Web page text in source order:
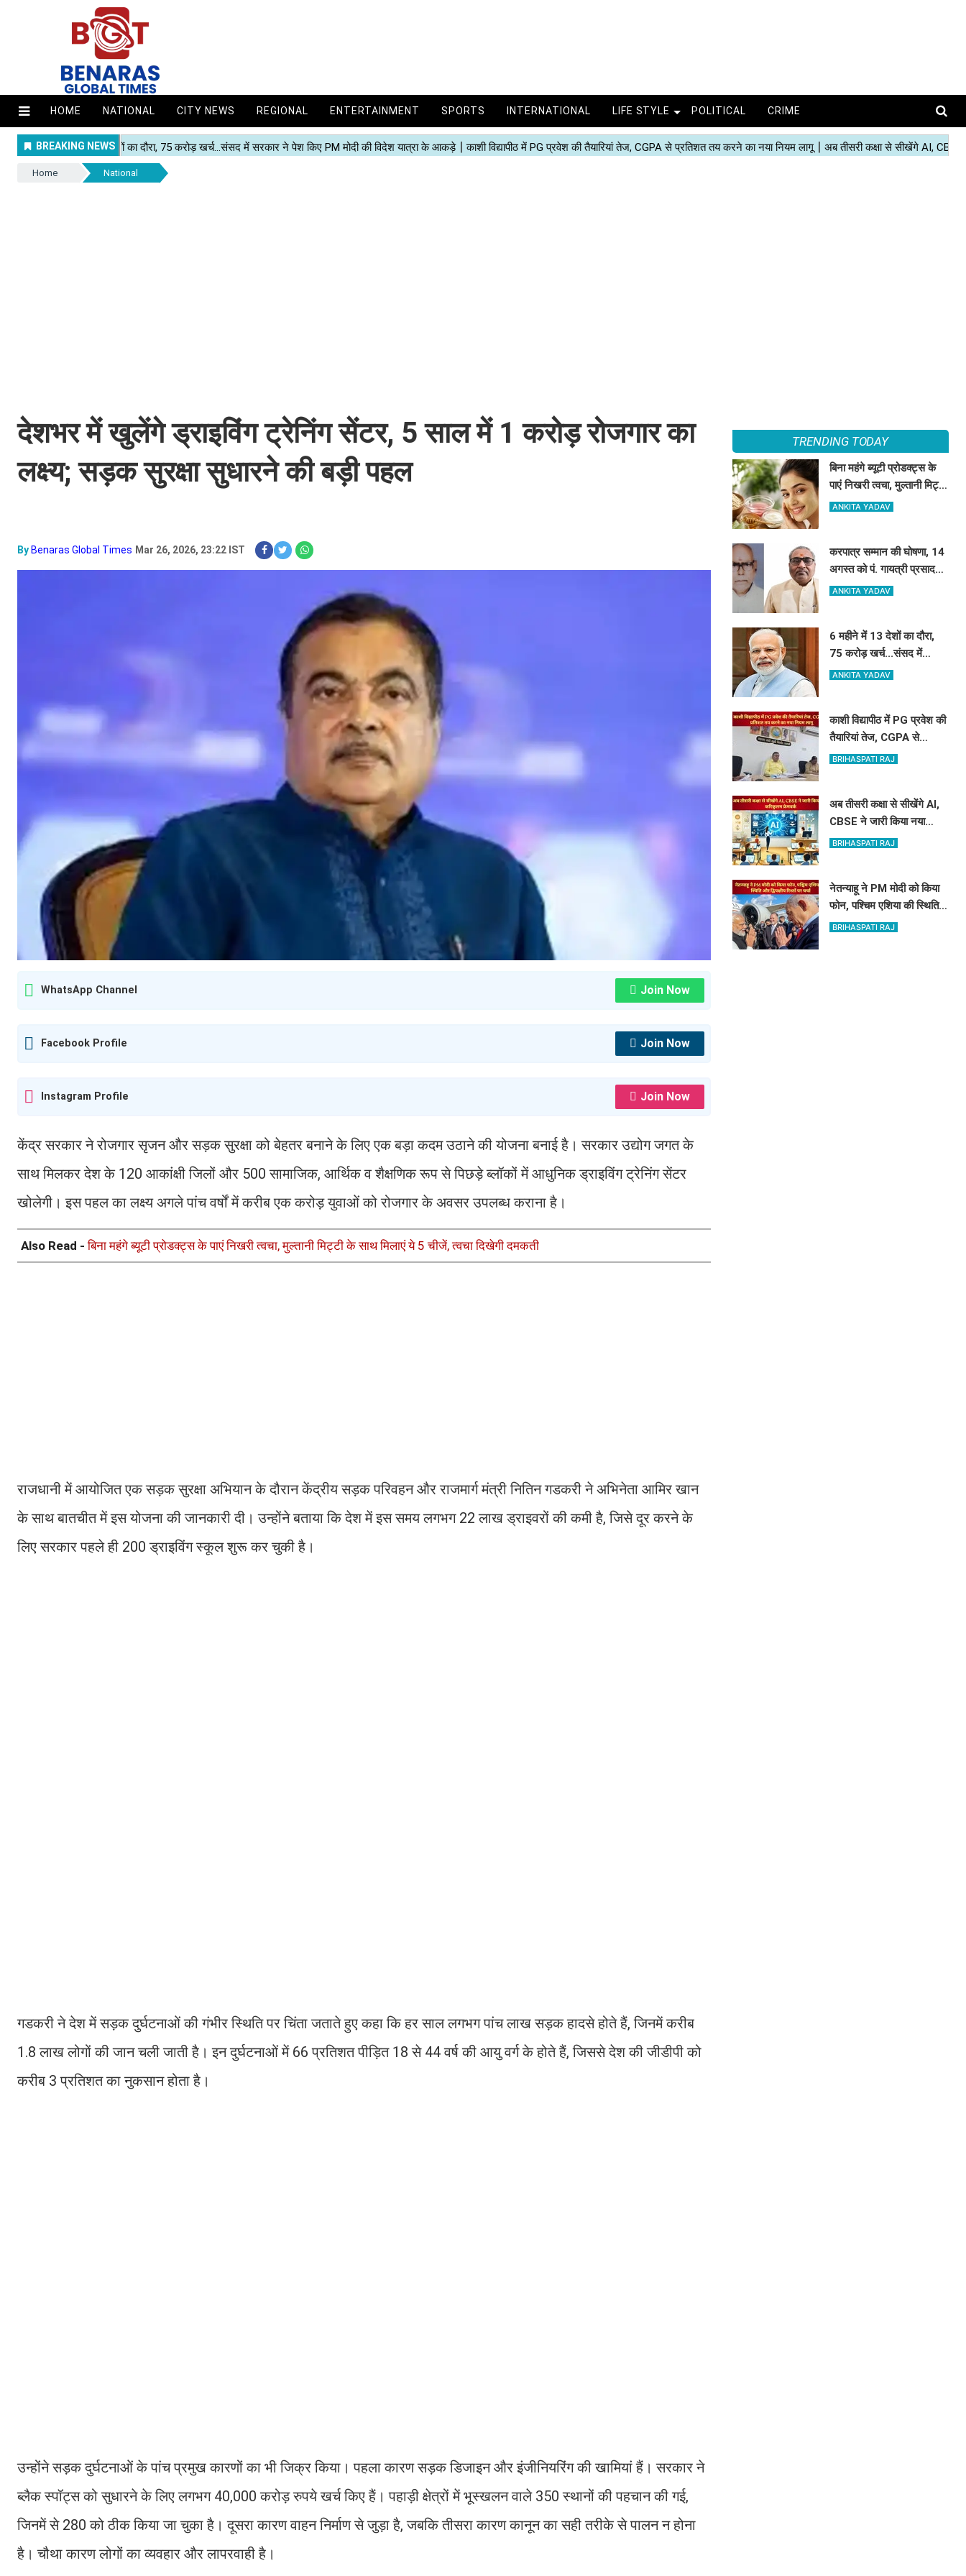
HOME NATIONAL CITY NEWS REGIONAL ENTERTAINMENT SPORTS INTERNATIONAL LIFE STYLE POLITICAL CRIME
Home National
देशभर में खुलेंगे ड्राइविंग ट्रेनिंग सेंटर, 5 साल में 1 करोड़ रोजगार का
लक्ष्य; सड़क सुरक्षा सुधारने की बड़ी पहल
By Benaras Global Times Mar 26, 2026, 23:22 IST
WhatsApp Channel Join Now
Facebook Profile Join Now
Instagram Profile Join Now
केंद्र सरकार ने रोजगार सृजन और सड़क सुरक्षा को बेहतर बनाने के लिए एक बड़ा कदम उठाने की योजना बनाई है। सरकार उद्योग जगत के
साथ मिलकर देश के 120 आकांक्षी जिलों और 500 सामाजिक, आर्थिक व शैक्षणिक रूप से पिछड़े ब्लॉकों में आधुनिक ड्राइविंग ट्रेनिंग सेंटर
खोलेगी। इस पहल का लक्ष्य अगले पांच वर्षों में करीब एक करोड़ युवाओं को रोजगार के अवसर उपलब्ध कराना है।
Also Read -बिना महंगे ब्यूटी प्रोडक्ट्स के पाएं निखरी त्वचा, मुल्तानी मिट्टी के साथ मिलाएं ये 5 चीजें, त्वचा दिखेगी दमकती
राजधानी में आयोजित एक सड़क सुरक्षा अभियान के दौरान केंद्रीय सड़क परिवहन और राजमार्ग मंत्री नितिन गडकरी ने अभिनेता आमिर खान
के साथ बातचीत में इस योजना की जानकारी दी। उन्होंने बताया कि देश में इस समय लगभग 22 लाख ड्राइवरों की कमी है, जिसे दूर करने के
लिए सरकार पहले ही 200 ड्राइविंग स्कूल शुरू कर चुकी है।
गडकरी ने देश में सड़क दुर्घटनाओं की गंभीर स्थिति पर चिंता जताते हुए कहा कि हर साल लगभग पांच लाख सड़क हादसे होते हैं, जिनमें करीब
1.8 लाख लोगों की जान चली जाती है। इन दुर्घटनाओं में 66 प्रतिशत पीड़ित 18 से 44 वर्ष की आयु वर्ग के होते हैं, जिससे देश की जीडीपी को
करीब 3 प्रतिशत का नुकसान होता है।
उन्होंने सड़क दुर्घटनाओं के पांच प्रमुख कारणों का भी जिक्र किया। पहला कारण सड़क डिजाइन और इंजीनियरिंग की खामियां हैं। सरकार ने
ब्लैक स्पॉट्स को सुधारने के लिए लगभग 40,000 करोड़ रुपये खर्च किए हैं। पहाड़ी क्षेत्रों में भूस्खलन वाले 350 स्थानों की पहचान की गई,
जिनमें से 280 को ठीक किया जा चुका है। दूसरा कारण वाहन निर्माण से जुड़ा है, जबकि तीसरा कारण कानून का सही तरीके से पालन न होना
है। चौथा कारण लोगों का व्यवहार और लापरवाही है।
TRENDING TODAY
बिना महंगे ब्यूटी प्रोडक्ट्स के
पाएं निखरी त्वचा, मुल्तानी मिट्टी
के साथ मिलाएं ये 5 चीजें, त्वचा
ANKITA YADAV
करपात्र सम्मान की घोषणा, 14
अगस्त को पं. गायत्री प्रसाद
पाण्डेय और डॉ. श्रीप्रकाश
ANKITA YADAV
6 महीने में 13 देशों का दौरा,
75 करोड़ खर्च...संसद में
सरकार ने पेश किए PM मोदी
ANKITA YADAV
काशी विद्यापीठ में PG प्रवेश की
तैयारियां तेज, CGPA से
प्रतिशत तय करने का नया
BRIHASPATI RAJ
अब तीसरी कक्षा से सीखेंगे AI,
CBSE ने जारी किया नया
करिकुलम फ्रेमवर्क
BRIHASPATI RAJ
नेतन्याहू ने PM मोदी को किया
फोन, पश्चिम एशिया की स्थिति
और द्विपक्षीय रिश्तों पर चर्चा
BRIHASPATI RAJ